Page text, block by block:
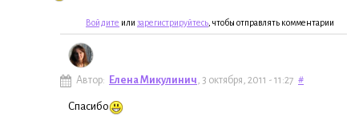
Войдите или зарегистрируйтесь , чтобы отправлять комментарии
Автор: Елена Микулинич, 3 октября, 2011 - 11:27 #
Спасибо